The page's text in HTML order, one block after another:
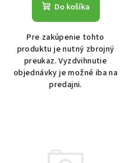
Do košíka
Pre zakúpenie tohto
produktu je nutný zbrojný
preukaz. Vyzdvihnutie
objednávky je možné iba na
predajni.